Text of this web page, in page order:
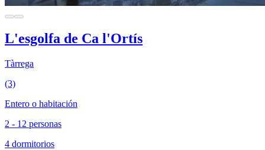
L'esgolfa de Ca l'Ortís
Tàrrega
(3)
Entero o habitación
2 - 12 personas
4 dormitorios